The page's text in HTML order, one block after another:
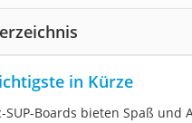
in Kürze
SUP-Boards bieten Spaß und